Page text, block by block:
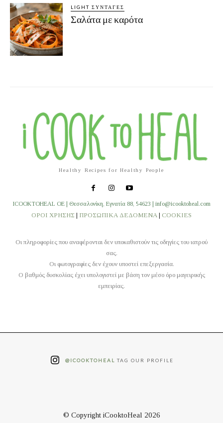
LIGHT ΣΥΝΤΑΓΈΣ
Σαλάτα με καρότα
Healthy Recipes for Healthy People
ICOOKTOHEAL OE | Θεσσαλονίκη, Εγνατία 88, 54623 | info@icooktoheal.com
ΟΡΟΙ ΧΡΗΣΗΣ | ΠΡΟΣΩΠΙΚΑ ΔΕΔΟΜΕΝΑ | COOKIES
Οι πληροφορίες που αναφέρονται δεν υποκαθιστούν τις οδηγίες του ιατρού
σας.
Οι φωτογραφίες δεν έχουν υποστεί επεξεργασία.
O βαθμός δυσκολίας έχει υπολογιστεί με βάση τον μέσο όρο μαγειρικής
εμπειρίας.
@ICOOKTOHEAL TAG OUR PROFILE
© Copyright iCooktoHeal 2026